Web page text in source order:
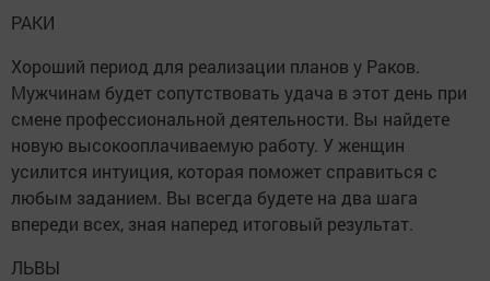
РАКИ
Хороший период для реализации планов у Раков.
Мужчинам будет сопутствовать удача в этот день при
смене профессиональной деятельности. Вы найдете
новую высокооплачиваемую работу. У женщин
усилится интуиция, которая поможет справиться с
любым заданием. Вы всегда будете на два шага
впереди всех, зная наперед итоговый результат.
ЛЬВЫ